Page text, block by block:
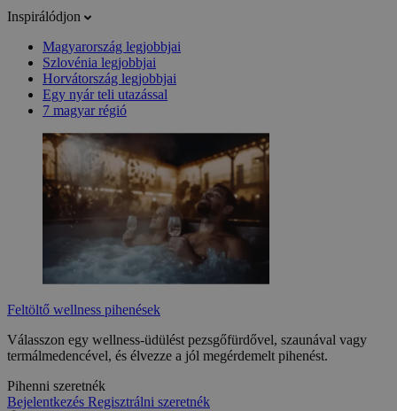
Inspirálódjon
Magyarország legjobbjai
Szlovénia legjobbjai
Horvátország legjobbjai
Egy nyár teli utazással
7 magyar régió
Feltöltő wellness pihenések
Válasszon egy wellness-üdülést pezsgőfürdővel, szaunával vagy
termálmedencével, és élvezze a jól megérdemelt pihenést.
Pihenni szeretnék
Bejelentkezés Regisztrálni szeretnék